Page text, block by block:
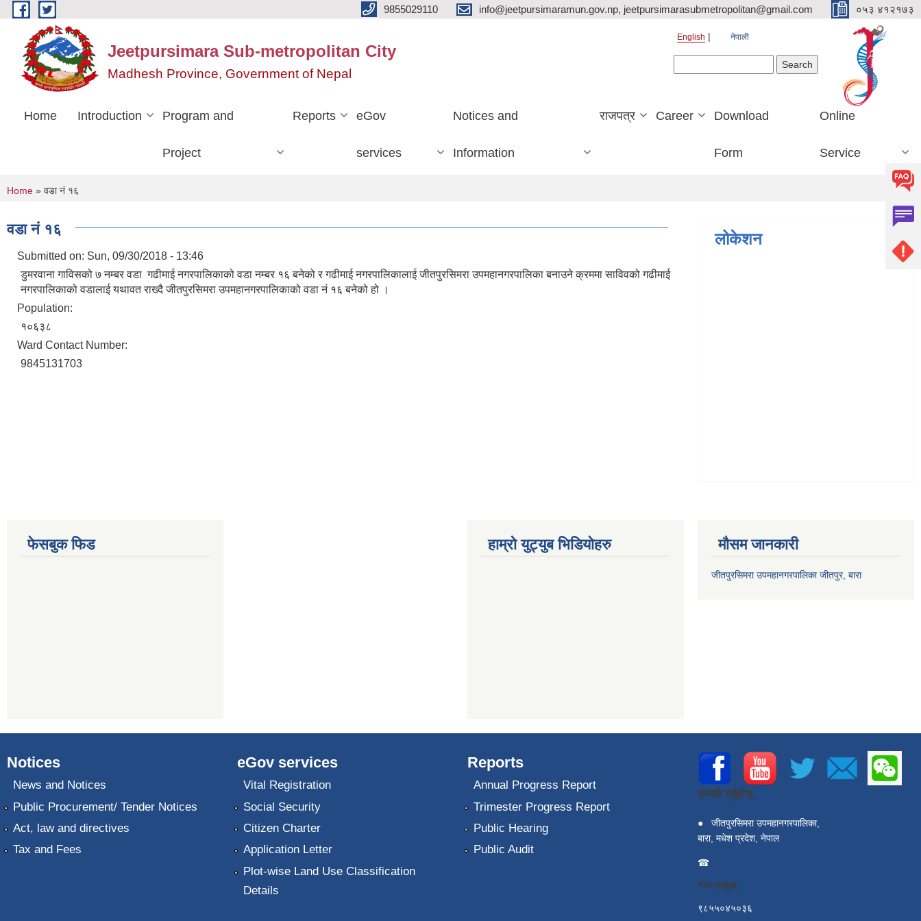
Skip to main content 9855029110 info@jeetpursimaramun.gov.np, jeetpursimarasubmetropolitan@gmail.com ०५३ ४१२१७३
Jeetpursimara Sub-metropolitan City
Madhesh Province, Government of Nepal
English नेपाली
Home Introduction Program and
Project
Reports eGov
services
Notices and
Information
राजपत्र Career Download
Form
Online
Service
You are here
Home » वडा नं १६
वडा नं १६
Submitted on: Sun, 09/30/2018 - 13:46
डुमरवाना गाविसको ७ नम्बर वडा गढीमाई नगरपालिकाको वडा नम्बर १६ बनेको र गढीमाई नगरपालिकालाई जीतपुरसिमरा उपमहानगरपालिका बनाउने क्रममा साविवको गढीमाई
नगरपालिकाको वडालाई यथावत राख्दै जीतपुरसिमरा उपमहानगरपालिकाको वडा नं १६ बनेको हो ।
Population:
१०६३८
Ward Contact Number:
9845131703
लोकेशन
फेसबुक फिड हाम्रो युट्युब भिडियोहरु मौसम जानकारी
जीतपुरसिमरा उपमहानगरपालिका जीतपुर, बारा
Notices
News and Notices
Public Procurement/ Tender Notices
Act, law and directives
Tax and Fees
eGov services
Vital Registration
Social Security
Citizen Charter
Application Letter
Plot-wise Land Use Classification
Details
Reports
Annual Progress Report
Trimester Progress Report
Public Hearing
Public Audit
सम्पर्क गर्नुहोस्
●
जीतपुरसिमरा उपमहानगरपालिका,
बारा, मधेश प्रदेश, नेपाल
☎
नगर प्रमुख:
९८५५०४५०३६